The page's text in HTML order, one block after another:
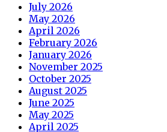
July 2026
May 2026
April 2026
February 2026
January 2026
November 2025
October 2025
August 2025
June 2025
May 2025
April 2025